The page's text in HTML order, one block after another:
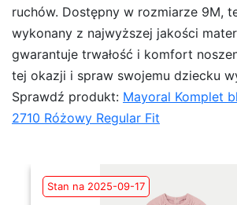
ruchów. Dostępny w rozmiarze 9M,
wykonany z najwyższej jakości
gwarantuje trwałość i komfort
tej okazji i spraw swojemu dziecku
Sprawdź produkt: Mayoral Komplet
2710 Różowy Regular Fit
Stan na 2025-09-17